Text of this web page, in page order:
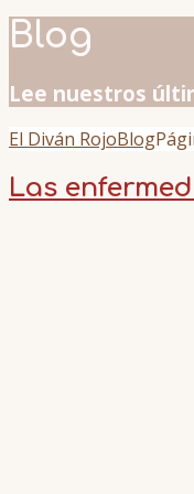
Blog
Lee nuestros
El Diván RojoBlog
Las